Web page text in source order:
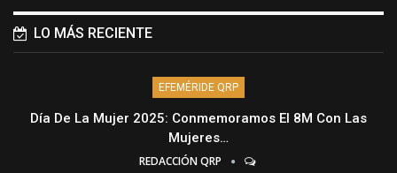
LO MÁS RECIENTE
EFEMÉRIDE QRP
Día De La Mujer 2025: Conmemoramos El 8M Con Las
Mujeres…
REDACCIÓN QRP